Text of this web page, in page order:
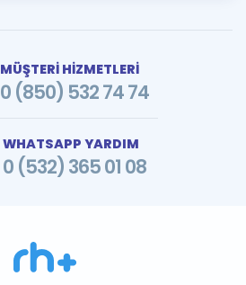
MÜŞTERİ HİZMETLERİ
0 (850) 532 74 74
WHATSAPP YARDIM
0 (532) 365 01 08